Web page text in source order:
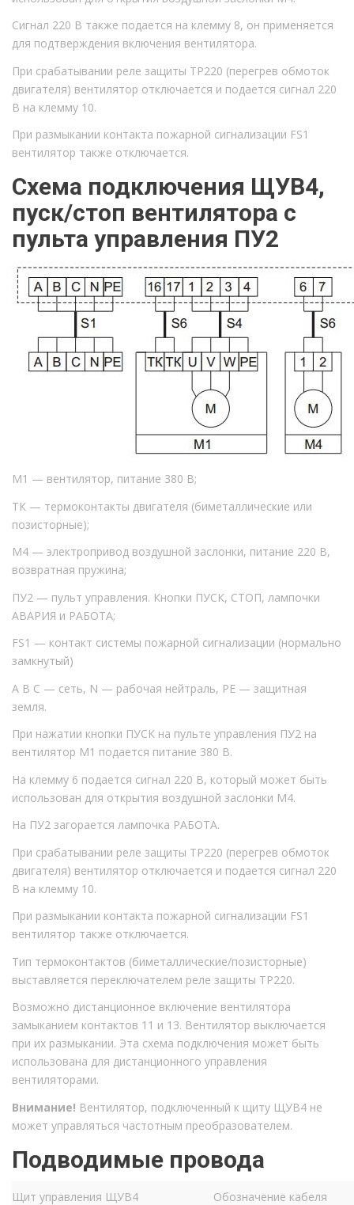
Сигнал 220 В также подается на клемму 8, он применяется
для подтверждения включения вентилятора.
При срабатывании реле защиты ТР220 (перегрев обмоток
двигателя) вентилятор отключается и подается сигнал 220
В на клемму 10.
При размыкании контакта пожарной сигнализации FS1
вентилятор также отключается.
Схема подключения ЩУВ4,
пуск/стоп вентилятора с
пульта управления ПУ2
М1 — вентилятор, питание 380 В;
ТК — термоконтакты двигателя (биметаллические или
позисторные);
М4 — электропривод воздушной заслонки, питание 220 В,
возвратная пружина;
ПУ2 — пульт управления. Кнопки ПУСК, СТОП, лампочки
АВАРИЯ и РАБОТА;
FS1 — контакт системы пожарной сигнализации (нормально
замкнутый)
А В С — сеть, N — рабочая нейтраль, PE — защитная
земля.
При нажатии кнопки ПУСК на пульте управления ПУ2 на
вентилятор М1 подается питание 380 В.
На клемму 6 подается сигнал 220 В, который может быть
использован для открытия воздушной заслонки М4.
На ПУ2 загорается лампочка РАБОТА.
При срабатывании реле защиты ТР220 (перегрев обмоток
двигателя) вентилятор отключается и подается сигнал 220
В на клемму 10.
При размыкании контакта пожарной сигнализации FS1
вентилятор также отключается.
Тип термоконтактов (биметаллические/позисторные)
выставляется переключателем реле защиты ТР220.
Возможно дистанционное включение вентилятора
замыканием контактов 11 и 13. Вентилятор выключается
при их размыкании. Эта схема подключения может быть
использована для дистанционного управления
вентиляторами.
Внимание! Вентилятор, подключенный к щиту ЩУВ4 не
может управляться частотным преобразователем.
Подводимые провода
Щит управления ЩУВ4 Обозначение кабеля